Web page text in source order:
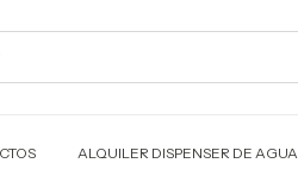
ALQUILER DISPENSER DE AGUA